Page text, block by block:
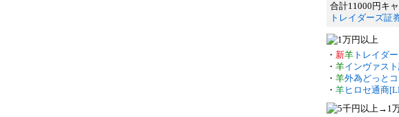
合計11000円キ
トレイダーズ証
・ 新羊 トレイダ
・ 羊インヴァス
・ 羊外為どっと
・ 羊ヒロセ通商